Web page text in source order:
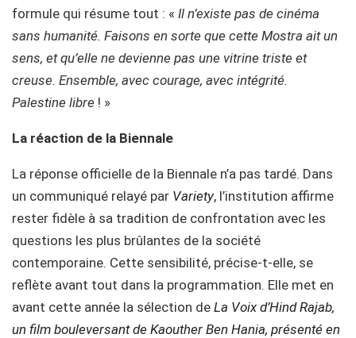
formule qui résume tout : « Il n’existe pas de cinéma
sans humanité. Faisons en sorte que cette Mostra ait un
sens, et qu’elle ne devienne pas une vitrine triste et
creuse. Ensemble, avec courage, avec intégrité.
Palestine libre ! »
La réaction de la Biennale
La réponse officielle de la Biennale n’a pas tardé. Dans
un communiqué relayé par Variety, l’institution affirme
rester fidèle à sa tradition de confrontation avec les
questions les plus brûlantes de la société
contemporaine. Cette sensibilité, précise-t-elle, se
reflète avant tout dans la programmation. Elle met en
avant cette année la sélection de La Voix d’Hind Rajab,
un film bouleversant de Kaouther Ben Hania, présenté en